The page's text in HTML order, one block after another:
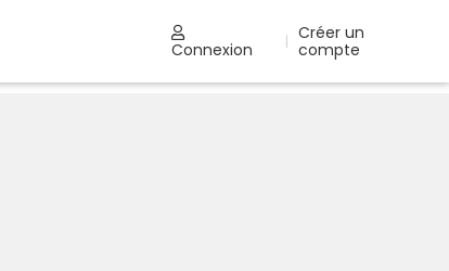
Connexion
Créer un
compte